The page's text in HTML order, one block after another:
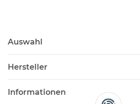
Auswahl
Hersteller
Informationen